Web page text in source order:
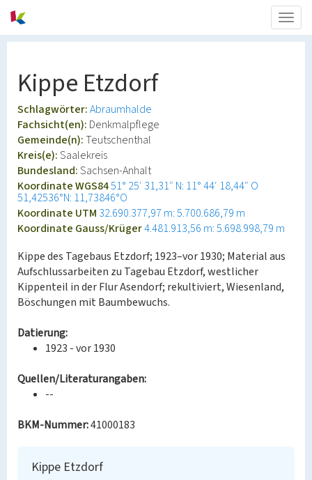
Kippe Etzdorf
Schlagwörter:Abraumhalde
Fachsicht(en): Denkmalpflege
Gemeinde(n):Teutschenthal
Kreis(e):Saalekreis
Bundesland:Sachsen-Anhalt
Koordinate WGS8451° 25′ 31,31″ N: 11° 44′ 18,44″ O
51,42536°N: 11,73846°O
Koordinate UTM 32.690.377,97 m: 5.700.686,79 m
Koordinate Gauss/Krüger4.481.913,56 m: 5.698.998,79 m
Kippe des Tagebaus Etzdorf; 1923–vor 1930; Material aus
Aufschlussarbeiten zu Tagebau Etzdorf, westlicher
Kippenteil in der Flur Asendorf; rekultiviert, Wiesenland,
Böschungen mit Baumbewuchs.
Datierung:
1923 - vor 1930
Quellen/Literaturangaben:
--
BKM-Nummer:41000183
Kippe Etzdorf